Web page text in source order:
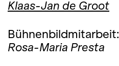
Klaas-Jan de Groot
Bühnenbildmitarbeit:
Rosa-Maria Presta